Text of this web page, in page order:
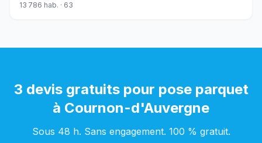
13 786 hab. · 63
3 devis gratuits pour pose parquet
à Cournon-d'Auvergne
Sous 48 h. Sans engagement. 100 % gratuit.